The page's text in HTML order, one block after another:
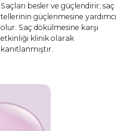
Saçları besler ve güçlendirir; saç
tellerinin güçlenmesine yardımcı
olur. Saç dökülmesine karşı
etkinliği klinik olarak
kanıtlanmıştır.